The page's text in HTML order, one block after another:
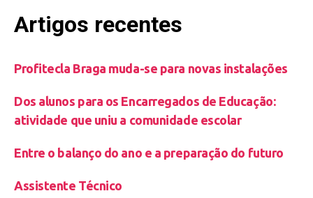
Artigos recentes
Profitecla Braga muda-se para novas instalações
Dos alunos para os Encarregados de Educação:
atividade que uniu a comunidade escolar
Entre o balanço do ano e a preparação do futuro
Assistente Técnico